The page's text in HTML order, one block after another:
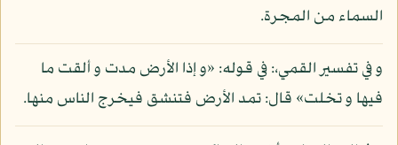
السماء من المجرة.
و في تفسير القمي،: في قوله: «و إذا الأرض مدت و ألقت ما
فيها و تخلت» قال: تمد الأرض فتنشق فيخرج الناس منها.